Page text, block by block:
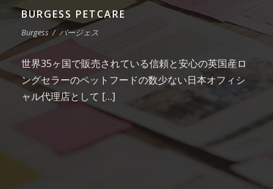
BURGESS PETCARE
Burgess / バージェス
世界35ヶ国で販売されている信頼と安心の英国産ロ
ングセラーのペットフードの数少ない日本オフィシ
ャル代理店として […]